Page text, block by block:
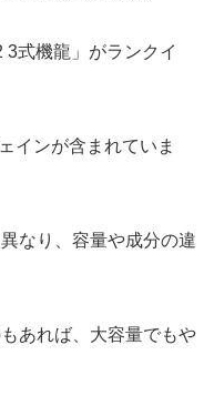
式機龍」がランクイ
インが含まれていま
なり、容量や成分の違
あれば、大容量でもや